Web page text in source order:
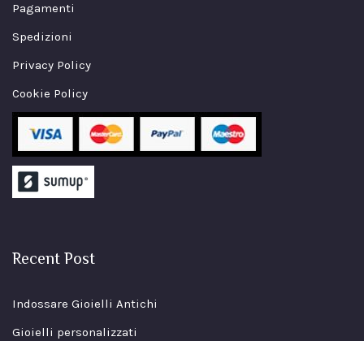
Pagamenti
Spedizioni
Privacy Policy
Cookie Policy
Recent Post
Indossare Gioielli Antichi
Gioielli personalizzati